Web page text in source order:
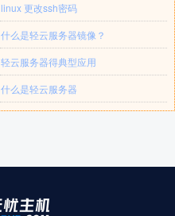
linux 更改ssh密码
什么是轻云服务器镜像？
轻云服务器得典型应用
什么是轻云服务器